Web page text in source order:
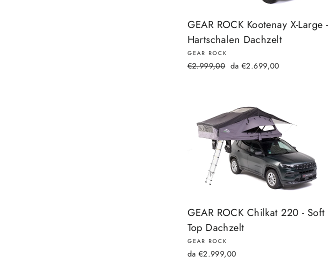
GEAR ROCK Kootenay X-Large -
Hartschalen Dachzelt
GEAR ROCK
Prezzo
€2.999,00 Prezzo
da €2.699,00
GEAR ROCK Chilkat 220 - Soft
Top Dachzelt
GEAR ROCK
da €2.999,00